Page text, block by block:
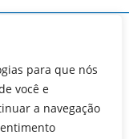
para que nós
você e
a navegação